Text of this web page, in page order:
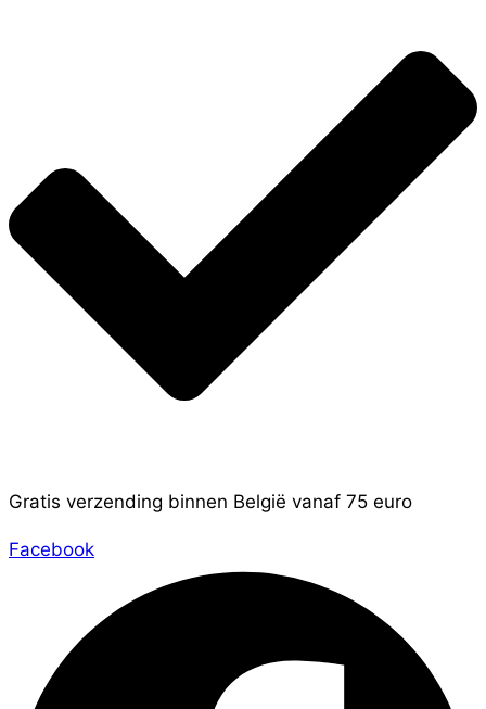
Gratis verzending binnen België vanaf 75 euro
Facebook